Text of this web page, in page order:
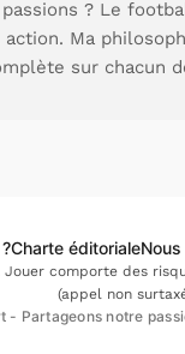
? Le
Ma
sur chacun
Charte éditoriale
comporte des
(appel non
- Partageons notre